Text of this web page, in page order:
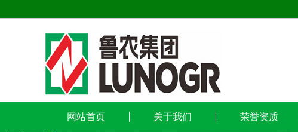
网站首页 关于我们 荣誉资质